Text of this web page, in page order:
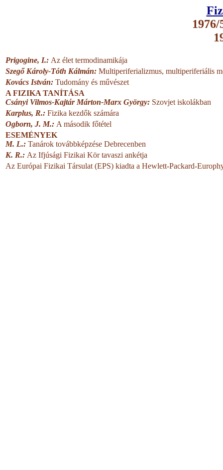
1976/
Prigogine, I.: Az élet termodinamikája
Szegő Károly-Tóth Kálmán: Multiperiferializmus, multiperiferiális
Kovács István: Tudomány és művészet
A FIZIKA TANÍTÁSA
Csányi Vilmos-Kajtár Márton-Marx György: Szovjet iskolákban
Karplus, R.: Fizika kezdők számára
Ogborn, J. M.: A második főtétel
ESEMÉNYEK
M. L.: Tanárok továbbképzése Debrecenben
K. R.: Az Ifjúsági Fizikai Kör tavaszi ankétja
Az Európai Fizikai Társulat (EPS) kiadta a Hewlett-Packard-